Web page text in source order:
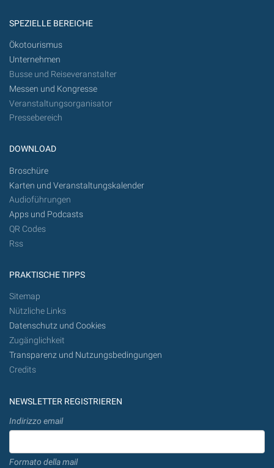
SPEZIELLE BEREICHE
Ökotourismus
Unternehmen
Busse und Reiseveranstalter
Messen und Kongresse
Veranstaltungsorganisator
Pressebereich
DOWNLOAD
Broschüre
Karten und Veranstaltungskalender
Audioführungen
Apps und Podcasts
QR Codes
Rss
PRAKTISCHE TIPPS
Sitemap
Nützliche Links
Datenschutz und Cookies
Zugänglichkeit
Transparenz und Nutzungsbedingungen
Credits
NEWSLETTER REGISTRIEREN
Indirizzo email
Formato della mail